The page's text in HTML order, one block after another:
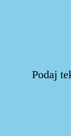
Podaj